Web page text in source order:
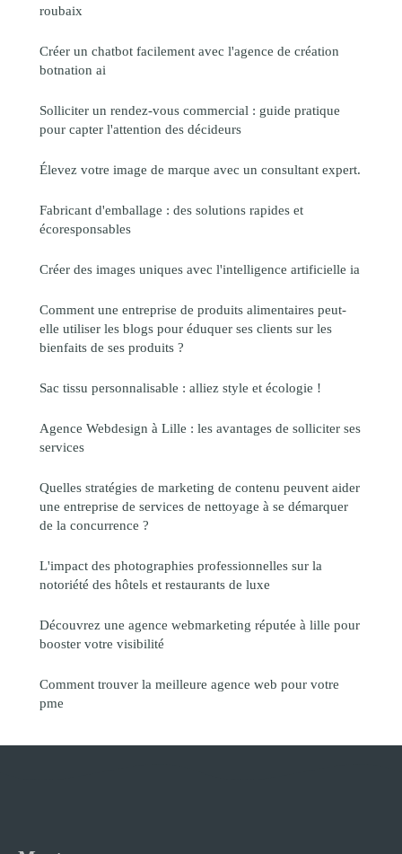
roubaix
Créer un chatbot facilement avec l'agence de création
botnation ai
Solliciter un rendez-vous commercial : guide pratique
pour capter l'attention des décideurs
Élevez votre image de marque avec un consultant expert.
Fabricant d'emballage : des solutions rapides et
écoresponsables
Créer des images uniques avec l'intelligence artificielle ia
Comment une entreprise de produits alimentaires peut-
elle utiliser les blogs pour éduquer ses clients sur les
bienfaits de ses produits ?
Sac tissu personnalisable : alliez style et écologie !
Agence Webdesign à Lille : les avantages de solliciter ses
services
Quelles stratégies de marketing de contenu peuvent aider
une entreprise de services de nettoyage à se démarquer
de la concurrence ?
L'impact des photographies professionnelles sur la
notoriété des hôtels et restaurants de luxe
Découvrez une agence webmarketing réputée à lille pour
booster votre visibilité
Comment trouver la meilleure agence web pour votre
pme